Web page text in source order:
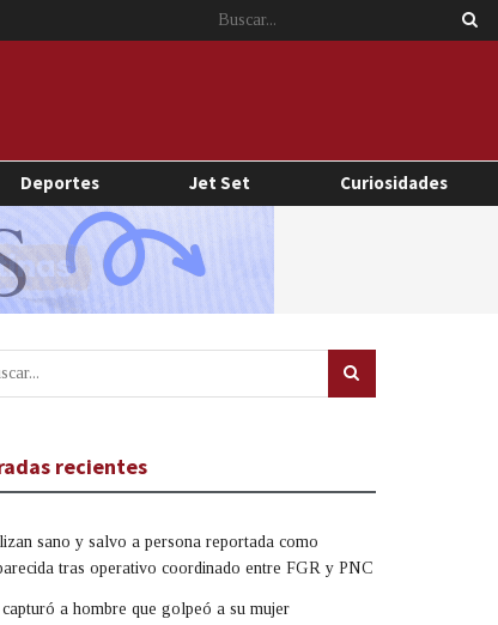
Deportes Jet Set Curiosidades
recientes
sano y salvo a persona reportada como
tras operativo coordinado entre FGR y PNC
a hombre que golpeó a su mujer